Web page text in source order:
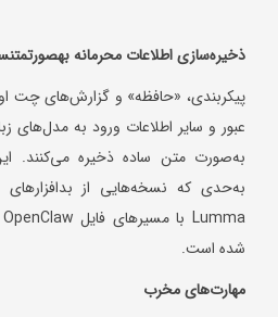
ذخیره‌سازی اطلاعات محرمانه بهصورتمتن
عبور و سایر اطلاعات ورود به مدل‌های
به‌صورت متن ساده ذخیره می‌کنند.
شده است.
مهارت‌های مخرب